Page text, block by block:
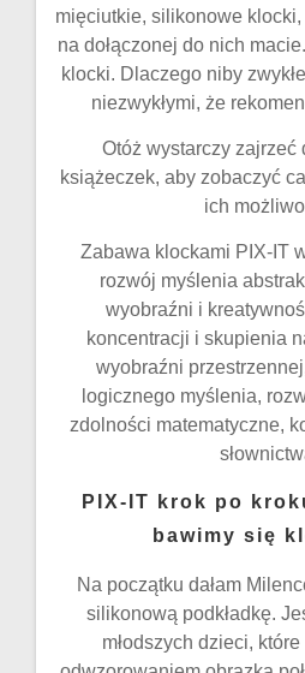
mięciutkie, silikonowe klocki,
na dołączonej do nich
klocki. Dlaczego niby
niezwykłymi, że
Otóż wystarczy zajrzeć
książeczek, aby zobaczyć
ich
Zabawa klockami PIX-IT
rozwój myślenia
wyobraźni i
koncentracji i skupienia
wyobraźni
logicznego myślenia,
zdolności matematyczne,
PIX-IT krok po
bawimy się
Na początku dałam
silikonową podkładkę.
młodszych dzieci,